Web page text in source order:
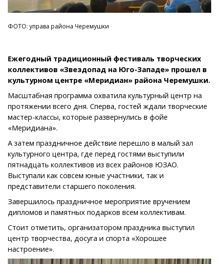
ФОТО: управа района Черемушки
Ежегодный традиционный фестиваль творческих
коллективов «Звездопад на Юго-Западе» прошел в
культурном центре «Меридиан» района Черемушки.
Масштабная программа охватила культурный центр на
протяжении всего дня. Сперва, гостей ждали творческие
мастер-классы, которые развернулись в фойе
«Меридиана».
А затем праздничное действие перешло в малый зал
культурного центра, где перед гостями выступили
пятнадцать коллективов из всех районов ЮЗАО.
Выступали как совсем юные участники, так и
представители старшего поколения.
Завершилось праздничное мероприятие вручением
дипломов и памятных подарков всем коллективам.
Стоит отметить, организатором праздника выступил
центр творчества, досуга и спорта «Хорошее
настроение».